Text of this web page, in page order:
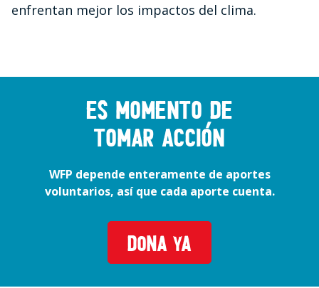
enfrentan mejor los impactos del clima.
Es momento de
tomar acción
WFP depende enteramente de aportes
voluntarios, así que cada aporte cuenta.
DONA YA